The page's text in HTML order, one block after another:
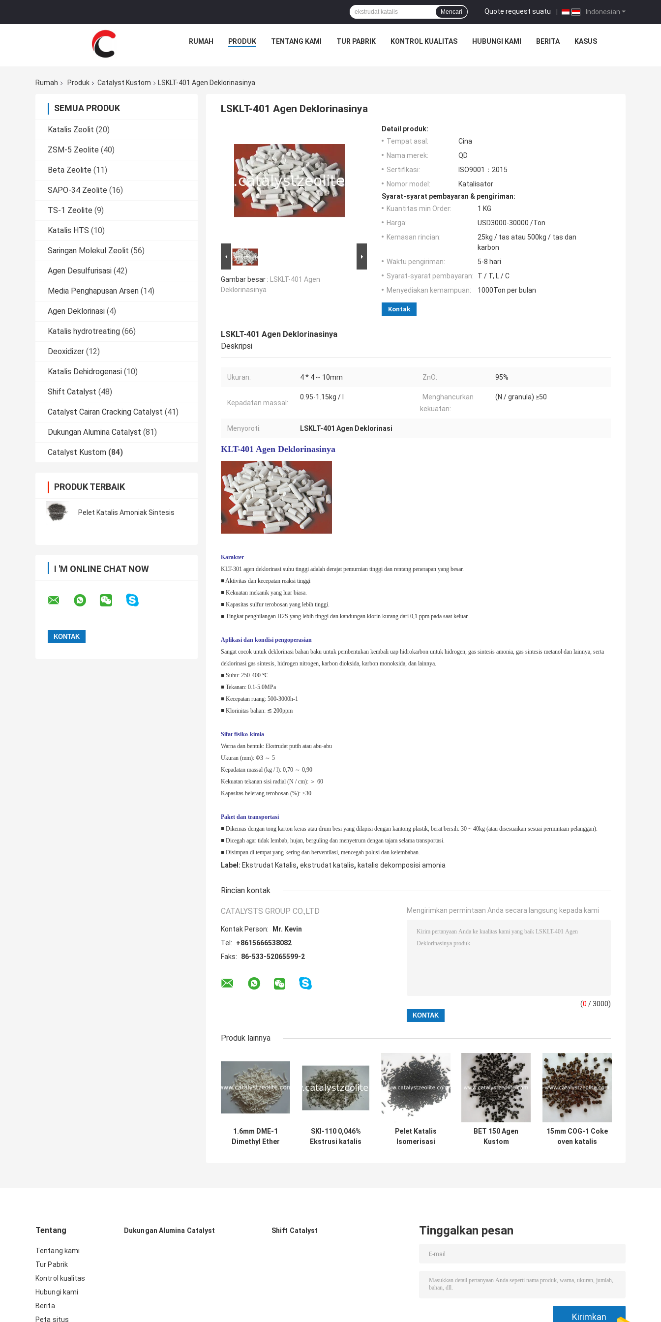
Indonesian
Quote request suatu |
Mencari
RUMAH PRODUK TENTANG KAMI TUR PABRIK KONTROL KUALITAS HUBUNGI KAMI BERITA KASUS
Rumah Produk Catalyst Kustom LSKLT-401 Agen Deklorinasinya
SEMUA PRODUK
Katalis Zeolit (20)
ZSM-5 Zeolite (40)
Beta Zeolite (11)
SAPO-34 Zeolite (16)
TS-1 Zeolite (9)
Katalis HTS (10)
Saringan Molekul Zeolit (56)
Agen Desulfurisasi (42)
Media Penghapusan Arsen (14)
Agen Deklorinasi (4)
Katalis hydrotreating (66)
Deoxidizer (12)
Katalis Dehidrogenasi (10)
Shift Catalyst (48)
Catalyst Cairan Cracking Catalyst (41)
Dukungan Alumina Catalyst (81)
Catalyst Kustom (84)
PRODUK TERBAIK
Pelet Katalis Amoniak Sintesis
I 'M ONLINE CHAT NOW
LSKLT-401 Agen Deklorinasinya
Gambar besar : LSKLT-401 Agen
Deklorinasinya
Detail produk:
Tempat asal:
Cina
Nama merek:
QD
Sertifikasi:
ISO9001：2015
Nomor model:
Katalisator
Syarat-syarat pembayaran & pengiriman:
Kuantitas min Order:
1 KG
Harga:
USD3000-30000 /Ton
Kemasan rincian:
25kg / tas atau 500kg / tas dan
karbon
Waktu pengiriman:
5-8 hari
Syarat-syarat pembayaran:
T / T, L / C
Menyediakan kemampuan:
1000Ton per bulan
Kontak
LSKLT-401 Agen Deklorinasinya
Deskripsi
Ukuran: 4 * 4 ~ 10mm ZnO: 95%
Kepadatan massal:
0.95-1.15kg / l
Menghancurkan
kekuatan:
(N / granula) ≥50
Menyoroti: LSKLT-401 Agen Deklorinasi
KLT-401 Agen Deklorinasinya
Karakter
KLT-301 agen deklorinasi suhu tinggi adalah derajat pemurnian tinggi dan rentang penerapan yang besar.
■ Aktivitas dan kecepatan reaksi tinggi
■ Kekuatan mekanik yang luar biasa.
■ Kapasitas sulfur terobosan yang lebih tinggi.
■ Tingkat penghilangan H2S yang lebih tinggi dan kandungan klorin kurang dari 0,1 ppm pada saat keluar.
Aplikasi dan kondisi pengoperasian
Sangat cocok untuk deklorinasi bahan baku untuk pembentukan kembali uap hidrokarbon untuk hidrogen, gas sintesis amonia, gas sintesis metanol dan lainnya, serta
deklorinasi gas sintesis, hidrogen nitrogen, karbon dioksida, karbon monoksida, dan lainnya.
■ Suhu: 250-400 ℃
■ Tekanan: 0.1-5.0MPa
■ Kecepatan ruang: 500-3000h-1
■ Klorinitas bahan: ≦ 200ppm
Sifat fisiko-kimia
Warna dan bentuk: Ekstrudat putih atau abu-abu
Ukuran (mm): Φ3 ～ 5
Kepadatan massal (kg / l): 0,70 ～ 0,90
Kekuatan tekanan sisi radial (N / cm): ＞ 60
Kapasitas belerang terobosan (%): ≥30
Paket dan transportasi
■ Dikemas dengan tong karton keras atau drum besi yang dilapisi dengan kantong plastik, berat bersih: 30 ~ 40kg (atau disesuaikan sesuai permintaan pelanggan).
■ Dicegah agar tidak lembab, hujan, berguling dan menyetrum dengan tajam selama transportasi.
■ Disimpan di tempat yang kering dan berventilasi, mencegah polusi dan kelembaban.
Label: Ekstrudat Katalis, ekstrudat katalis, katalis dekomposisi amonia
Rincian kontak
CATALYSTS GROUP CO.,LTD
Kontak Person:
Mr. Kevin
Tel:
+8615666538082
Faks:
86-533-52065599-2
Mengirimkan permintaan Anda secara langsung kepada kami
(0 / 3000)
Produk lainnya
1.6mm DME-1
Dimethyl Ether
SKI-110 0,046%
Ekstrusi katalis
Pelet Katalis
Isomerisasi
BET 150 Agen
Kustom
15mm COG-1 Coke
oven katalis
Tentang
Tentang kami
Tur Pabrik
Kontrol kualitas
Hubungi kami
Berita
Peta situs
Dukungan Alumina Catalyst Shift Catalyst Tinggalkan pesan